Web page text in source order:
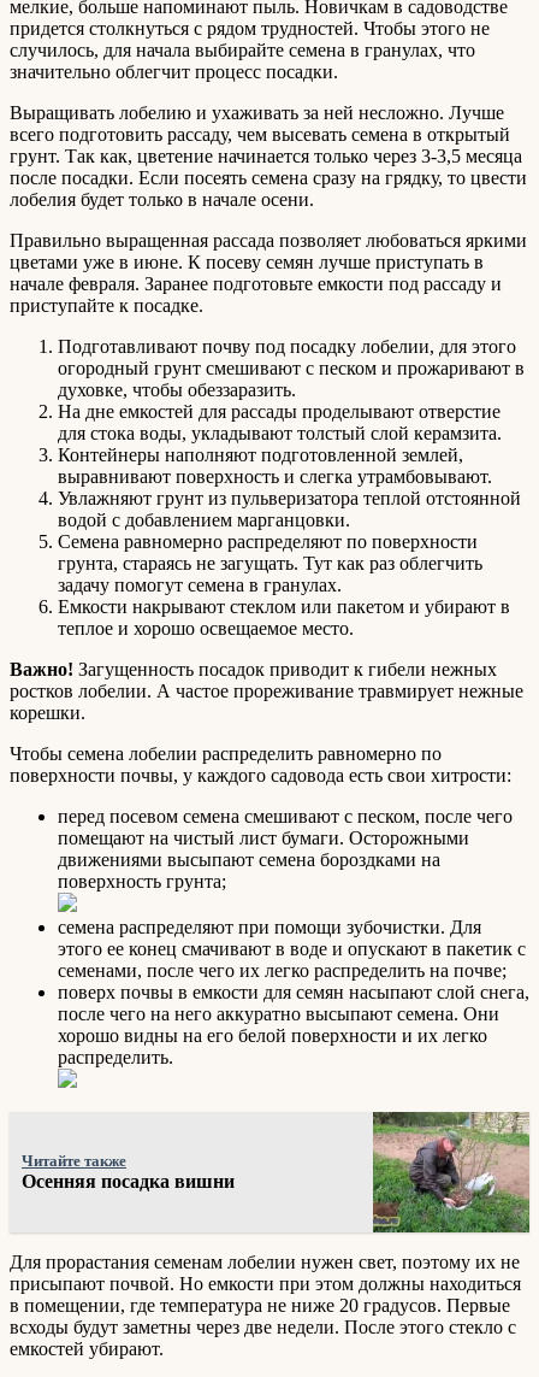
мелкие, больше напоминают пыль. Новичкам в садоводстве
придется столкнуться с рядом трудностей. Чтобы этого не
случилось, для начала выбирайте семена в гранулах, что
значительно облегчит процесс посадки.
Выращивать лобелию и ухаживать за ней несложно. Лучше
всего подготовить рассаду, чем высевать семена в открытый
грунт. Так как, цветение начинается только через 3-3,5 месяца
после посадки. Если посеять семена сразу на грядку, то цвести
лобелия будет только в начале осени.
Правильно выращенная рассада позволяет любоваться яркими
цветами уже в июне. К посеву семян лучше приступать в
начале февраля. Заранее подготовьте емкости под рассаду и
приступайте к посадке.
Подготавливают почву под посадку лобелии, для этого
огородный грунт смешивают с песком и прожаривают в
духовке, чтобы обеззаразить.
На дне емкостей для рассады проделывают отверстие
для стока воды, укладывают толстый слой керамзита.
Контейнеры наполняют подготовленной землей,
выравнивают поверхность и слегка утрамбовывают.
Увлажняют грунт из пульверизатора теплой отстоянной
водой с добавлением марганцовки.
Семена равномерно распределяют по поверхности
грунта, стараясь не загущать. Тут как раз облегчить
задачу помогут семена в гранулах.
Емкости накрывают стеклом или пакетом и убирают в
теплое и хорошо освещаемое место.
Важно! Загущенность посадок приводит к гибели нежных
ростков лобелии. А частое прореживание травмирует нежные
корешки.
Чтобы семена лобелии распределить равномерно по
поверхности почвы, у каждого садовода есть свои хитрости:
перед посевом семена смешивают с песком, после чего
помещают на чистый лист бумаги. Осторожными
движениями высыпают семена бороздками на
поверхность грунта;
семена распределяют при помощи зубочистки. Для
этого ее конец смачивают в воде и опускают в пакетик с
семенами, после чего их легко распределить на почве;
поверх почвы в емкости для семян насыпают слой снега,
после чего на него аккуратно высыпают семена. Они
хорошо видны на его белой поверхности и их легко
распределить.
Читайте также
Осенняя посадка вишни
Для прорастания семенам лобелии нужен свет, поэтому их не
присыпают почвой. Но емкости при этом должны находиться
в помещении, где температура не ниже 20 градусов. Первые
всходы будут заметны через две недели. После этого стекло с
емкостей убирают.